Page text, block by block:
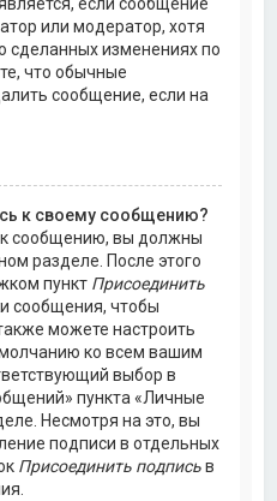
если сообщение
или модератор, хотя
сделанных изменениях по
что обычные
сообщение, если на
к своему сообщению?
сообщению, вы должны
разделе. После этого
пункт Присоединить
сообщения, чтобы
можете настроить
ко всем вашим
выбор в
пункта «Личные
Несмотря на это, вы
подписи в отдельных
Присоединить подписьв